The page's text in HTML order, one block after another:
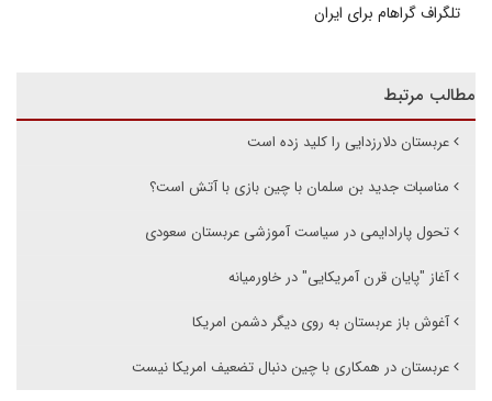
تلگراف گراهام برای ایران
مطالب مرتبط
عربستان دلارزدایی را کلید زده است
مناسبات جدید بن سلمان با چین بازی با آتش است؟
تحول پارادایمی در سیاست آموزشی عربستان سعودی
آغاز "پایان قرن آمریکایی" در خاورمیانه
آغوش باز عربستان به روی دیگر دشمن امریکا
عربستان در همکاری با چین دنبال تضعیف امریکا نیست